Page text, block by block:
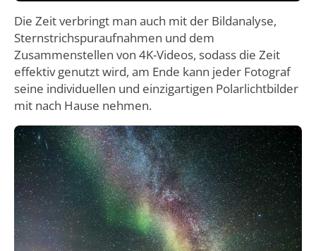
Die Zeit verbringt man auch mit der Bildanalyse,
Sternstrichspuraufnahmen und dem
Zusammenstellen von 4K-Videos, sodass die Zeit
effektiv genutzt wird, am Ende kann jeder Fotograf
seine individuellen und einzigartigen Polarlichtbilder
mit nach Hause nehmen.